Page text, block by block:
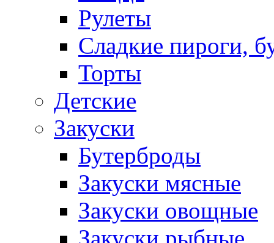
Рулеты
Сладкие пироги,
Торты
Детские
Закуски
Бутерброды
Закуски мясные
Закуски овощные
Закуски рыбные